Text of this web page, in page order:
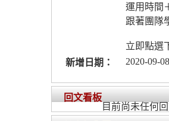
運用時間
跟著團隊
立即點選
新增日期：
2020-09-
回文看板
目前尚未任何